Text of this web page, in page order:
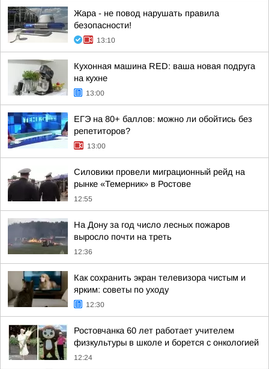
Жара - не повод нарушать правила
безопасности!
13:10
Кухонная машина RED: ваша новая подруга
на кухне
13:00
ЕГЭ на 80+ баллов: можно ли обойтись без
репетиторов?
13:00
Силовики провели миграционный рейд на
рынке «Темерник» в Ростове
12:55
На Дону за год число лесных пожаров
выросло почти на треть
12:36
Как сохранить экран телевизора чистым и
ярким: советы по уходу
12:30
Ростовчанка 60 лет работает учителем
физкультуры в школе и борется с онкологией
12:24